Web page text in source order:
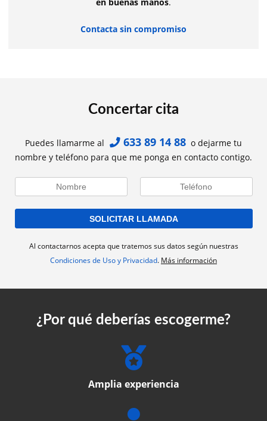
Contacta sin compromiso
Concertar cita
Puedes llamarme al 633 89 14 88 o dejarme tu
nombre y teléfono para que me ponga en contacto contigo.
Al contactarnos acepta que tratemos sus datos según nuestras
Condiciones de Uso y Privacidad. Más información
¿Por qué deberías escogerme?
Amplia experiencia